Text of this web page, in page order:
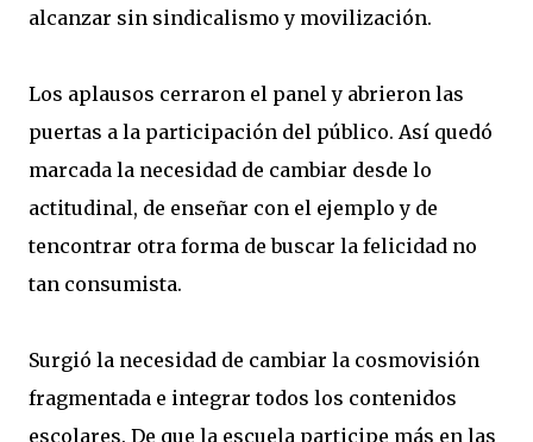
alcanzar sin sindicalismo y movilización.
Los aplausos cerraron el panel y abrieron las
puertas a la participación del público. Así quedó
marcada la necesidad de cambiar desde lo
actitudinal, de enseñar con el ejemplo y de
tencontrar otra forma de buscar la felicidad no
tan consumista.
Surgió la necesidad de cambiar la cosmovisión
fragmentada e integrar todos los contenidos
escolares. De que la escuela participe más en las